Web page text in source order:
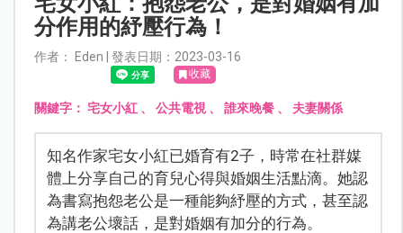
分作用的紓壓行為！
作者： Eden | 發表日期：2023-03-16
收藏
關鍵字： 宅女小紅、 公共電視、 誰來晚餐、 夫妻關係
知名作家宅女小紅已婚育有2子，時常在社群媒
體上分享自己的育兒心得與婚姻生活點滴。她認
為書寫抱怨老公是一種能夠紓壓的方式，甚至認
為講老公壞話，是對婚姻有加分的行為。